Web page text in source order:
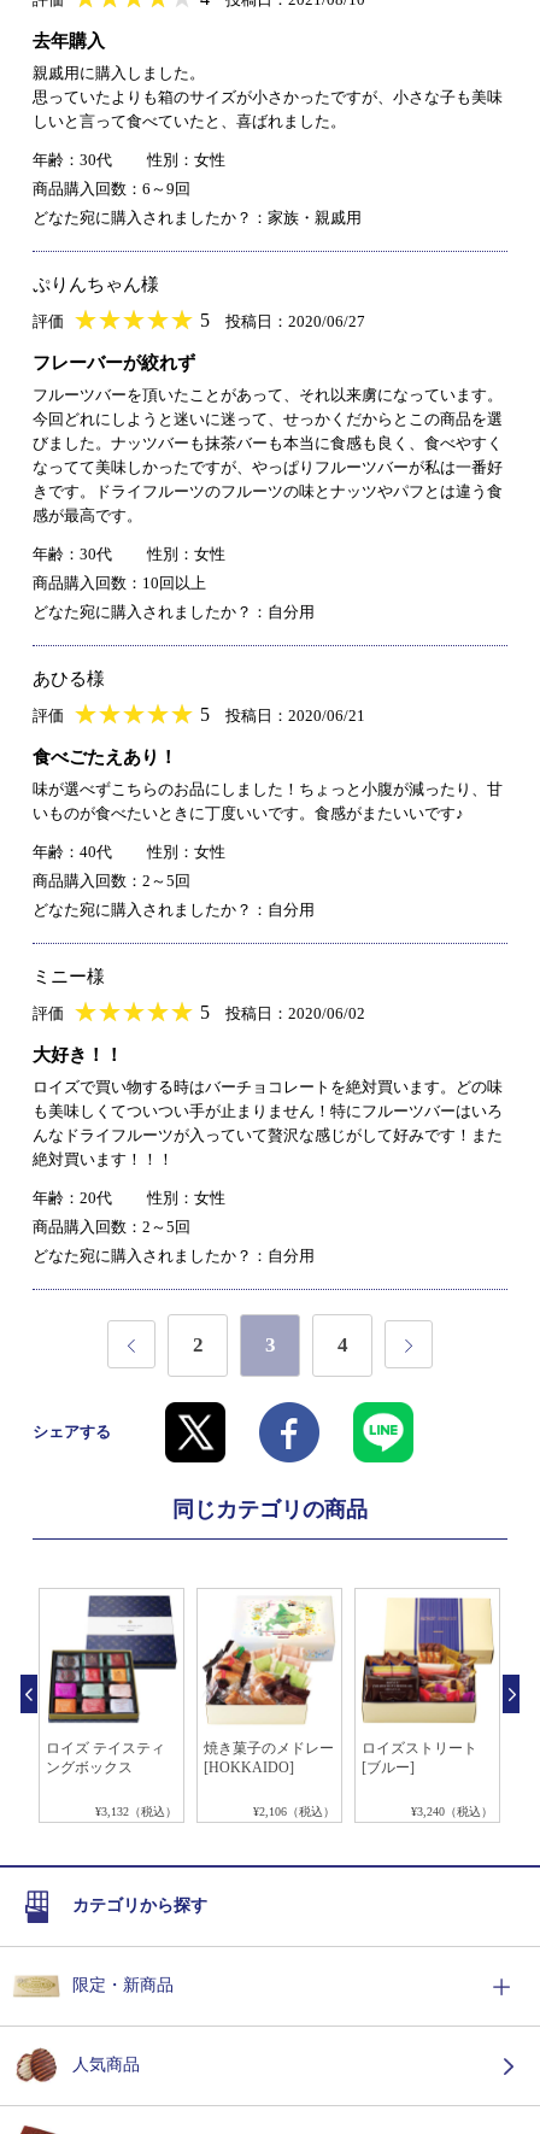
去年購入
親戚用に購入しました。
思っていたよりも箱のサイズが小さかったですが、小さな子も美味
しいと言って食べていたと、喜ばれました。
年齢：30代
性別：女性
商品購入回数：6～9回
どなた宛に購入されましたか？：家族・親戚用
ぷりんちゃん様
評価 ★★★★★
★★★★★ 5 投稿日：2020/06/27
フレーバーが絞れず
フルーツバーを頂いたことがあって、それ以来虜になっています。
今回どれにしようと迷いに迷って、せっかくだからとこの商品を選
びました。ナッツバーも抹茶バーも本当に食感も良く、食べやすく
なってて美味しかったですが、やっぱりフルーツバーが私は一番好
きです。ドライフルーツのフルーツの味とナッツやパフとは違う食
感が最高です。
年齢：30代
性別：女性
商品購入回数：10回以上
どなた宛に購入されましたか？：自分用
あひる様
評価 ★★★★★
★★★★★ 5 投稿日：2020/06/21
食べごたえあり！
味が選べずこちらのお品にしました！ちょっと小腹が減ったり、甘
いものが食べたいときに丁度いいです。食感がまたいいです♪
年齢：40代
性別：女性
商品購入回数：2～5回
どなた宛に購入されましたか？：自分用
ミニー様
評価 ★★★★★
★★★★★ 5 投稿日：2020/06/02
大好き！！
ロイズで買い物する時はバーチョコレートを絶対買います。どの味
も美味しくてついつい手が止まりません！特にフルーツバーはいろ
んなドライフルーツが入っていて贅沢な感じがして好みです！また
絶対買います！！！
年齢：20代
性別：女性
商品購入回数：2～5回
どなた宛に購入されましたか？：自分用
2 3 4
シェアする
同じカテゴリの商品
ロイズ テイスティ
ングボックス
¥3,132（税込）
焼き菓子のメドレー
[HOKKAIDO]
¥2,106（税込）
ロイズストリート
[ブルー]
¥3,240（税込）
カテゴリから探す
限定・新商品
人気商品